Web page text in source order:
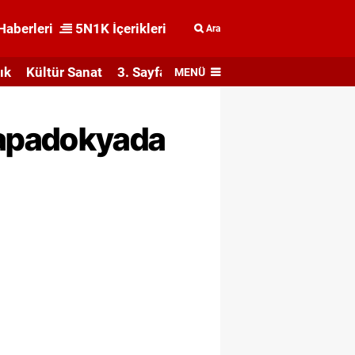
5N1K İçerikleri Ara
Kültür Sanat 3. Sayfa MENÜ